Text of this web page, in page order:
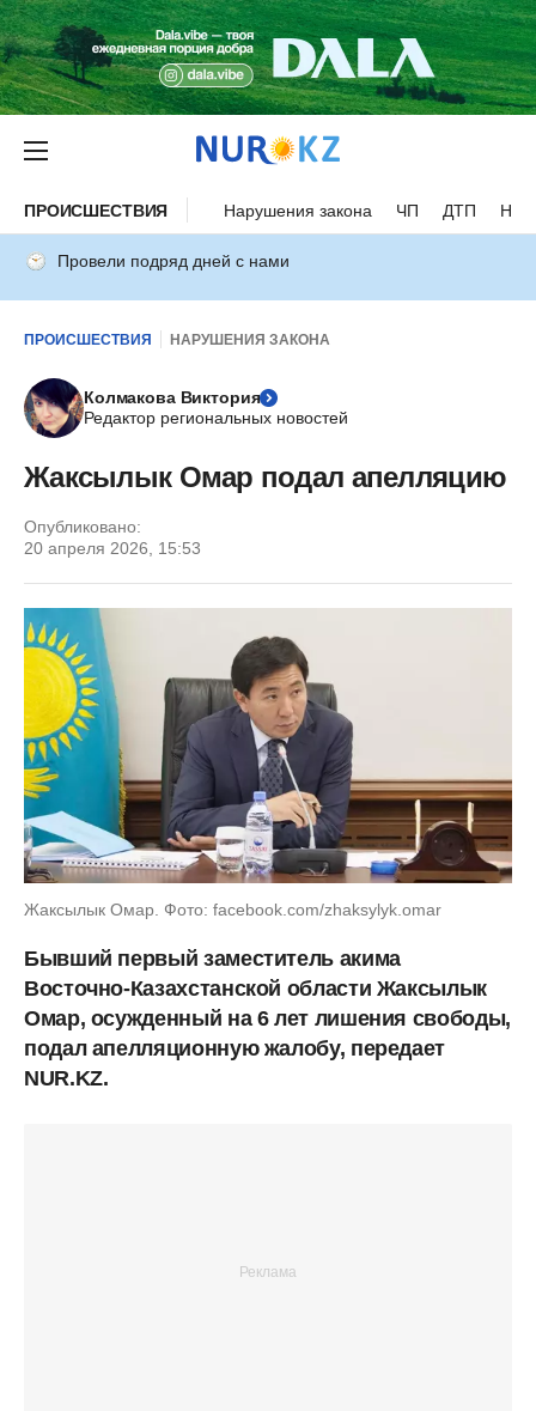
ПРОИСШЕСТВИЯ Нарушения закона ЧП ДТП
Провели подряд дней с нами
ПРОИСШЕСТВИЯ НАРУШЕНИЯ ЗАКОНА
Колмакова Виктория
Редактор региональных новостей
Жаксылык Омар подал апелляцию
Опубликовано:
20 апреля 2026, 15:53
Жаксылык Омар. Фото: facebook.com/zhaksylyk.omar
Бывший первый заместитель акима
Восточно-Казахстанской области Жаксылык
Омар, осужденный на 6 лет лишения свободы,
подал апелляционную жалобу, передает
NUR.KZ.